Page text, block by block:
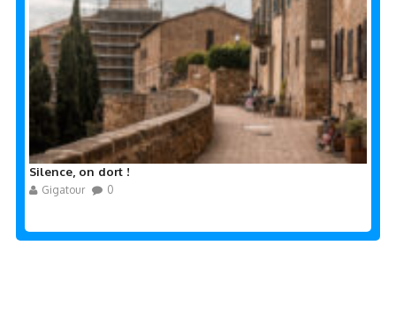
Silence, on dort !
Gigatour 0